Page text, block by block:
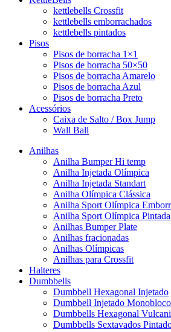
kettlebells Crossfit
kettlebells emborrachados
kettlebells pintados
Pisos
Pisos de borracha 1×1
Pisos de borracha 50×50
Pisos de borracha Amarelo
Pisos de borracha Azul
Pisos de borracha Preto
Acessórios
Caixa de Salto / Box Jump
Wall Ball
Anilhas
Anilha Bumper Hi temp
Anilha Injetada Olímpica
Anilha Injetada Standart
Anilha Olímpica Clássica
Anilha Sport Olímpica
Anilha Sport Olímpica Pintada
Anilhas Bumper Plate
Anilhas fracionadas
Anilhas Olímpicas
Anilhas para Crossfit
Halteres
Dumbbells
Dumbbell Hexagonal Injetado
Dumbbell Injetado Monobloco
Dumbbells Hexagonal
Dumbbells Sextavados